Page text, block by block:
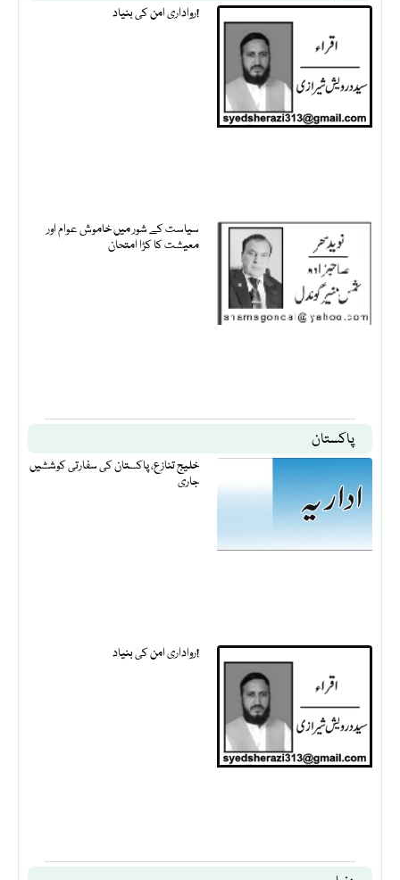
رواداری امن کی بنیاد!
سیاست کے شور میں خاموش عوام اور
معیشت کا کڑا امتحان
پاکستان
خلیج تنازع، پاکستان کی سفارتی کوششیں
جاری
رواداری امن کی بنیاد!